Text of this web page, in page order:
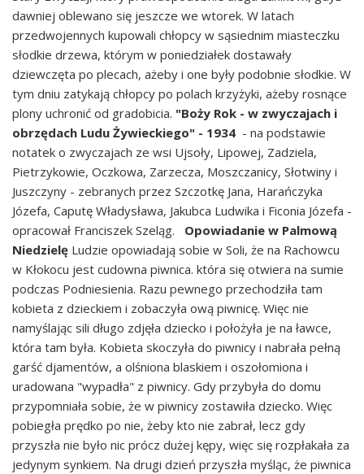
dawniej oblewano się jeszcze we wtorek. W latach
przedwojennych kupowali chłopcy w sąsiednim miasteczku
słodkie drzewa, którym w poniedziałek dostawały
dziewczęta po plecach, ażeby i one były podobnie słodkie. W
tym dniu zatykają chłopcy po polach krzyżyki, ażeby rosnące
plony uchronić od gradobicia. "Boży Rok - w zwyczajach i
obrzędach Ludu Żywieckiego" - 1934 - na podstawie
notatek o zwyczajach ze wsi Ujsoły, Lipowej, Zadziela,
Pietrzykowie, Oczkowa, Zarzecza, Moszczanicy, Słotwiny i
Juszczyny - zebranych przez Szczotkę Jana, Harańczyka
Józefa, Caputę Władysława, Jakubca Ludwika i Ficonia Józefa -
opracował Franciszek Szeląg. Opowiadanie w Palmową
Niedzielę Ludzie opowiadają sobie w Soli, że na Rachowcu
w Kłokocu jest cudowna piwnica. która się otwiera na sumie
podczas Podniesienia. Razu pewnego przechodziła tam
kobieta z dzieckiem i zobaczyła ową piwnicę. Więc nie
namyślając sili długo zdjęła dziecko i położyła je na ławce,
która tam była. Kobieta skoczyła do piwnicy i nabrała pełną
garść djamentów, a olśniona blaskiem i oszołomiona i
uradowana "wypadła" z piwnicy. Gdy przybyła do domu
przypomniała sobie, że w piwnicy zostawiła dziecko. Więc
pobiegła prędko po nie, żeby kto nie zabrał, lecz gdy
przyszła nie było nic prócz dużej kępy, więc się rozpłakała za
jedynym synkiem. Na drugi dzień przyszła myśląc, że piwnica